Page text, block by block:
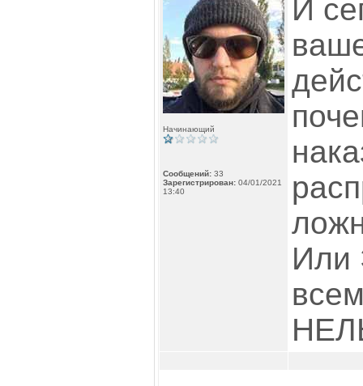
Начинающий
Сообщений: 33
Зарегистрирован: 04/01/2021
13:40
И